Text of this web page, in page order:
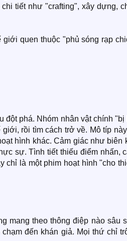
tiết như "crafting", xây dựng,
quen thuộc "phủ sóng rạp
phá. Nhóm nhân vật chính "bị
rồi tìm cách trở về. Mô típ
hình khác. Cảm giác như biên
sự. Tình tiết thiếu điểm nhấn,
chỉ là một phim hoạt hình "cho
mang theo thông điệp nào sâu
đến khán giả. Mọi thứ chỉ